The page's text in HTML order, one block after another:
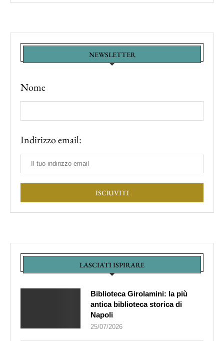
NEWSLETTER
Nome
Indirizzo email:
LASCIATI ISPIRARE
Biblioteca Girolamini: la più
antica biblioteca storica di
Napoli
25/07/2026